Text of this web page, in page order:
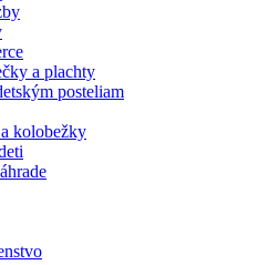
a plachty
posteliam
kolobežky